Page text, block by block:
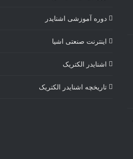
دوره آموزشی اشنایدر
اینترنت صنعتی اشیا
اشنایدر الکتریک
تاریخچه اشنایدر الکتریک